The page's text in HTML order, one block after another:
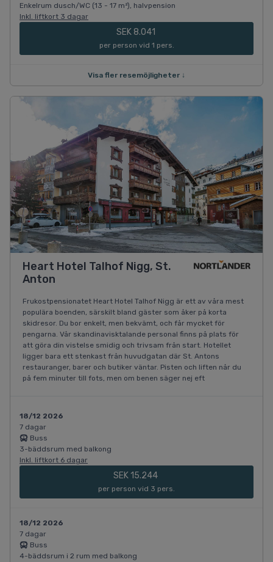
Enkelrum dusch/WC (13 - 17 m²), halvpension
Inkl. liftkort 3 dagar
SEK 8.041
per person vid 1 pers.
Visa fler resemöjligheter ↓
Heart Hotel Talhof Nigg, St.
Anton
Frukostpensionatet Heart Hotel Talhof Nigg är ett av våra mest
populära boenden, särskilt bland gäster som åker på korta
skidresor. Du bor enkelt, men bekvämt, och får mycket för
pengarna. Vår skandinavisktalande personal finns på plats för
att göra din vistelse smidig och trivsam från start. Hotellet
ligger bara ett stenkast från huvudgatan där St. Antons
restauranger, barer och butiker väntar. Pisten och liften når du
på fem minuter till fots, men om benen säger nej eft
18/12 2026
7 dagar
Buss
3-bäddsrum med balkong
Inkl. liftkort 6 dagar
SEK 15.244
per person vid 3 pers.
18/12 2026
7 dagar
Buss
4-bäddsrum i 2 rum med balkong